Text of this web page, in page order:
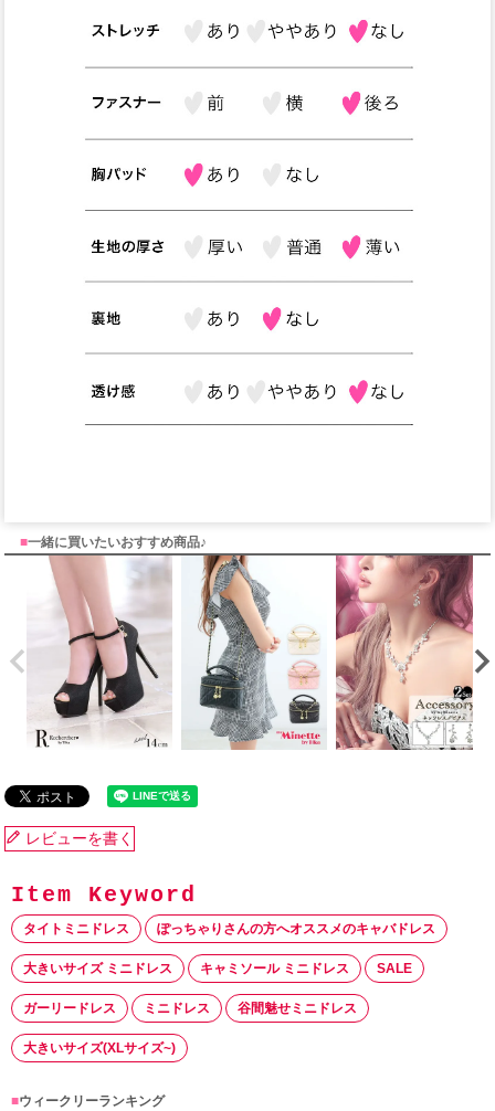
■一緒に買いたいおすすめ商品♪
レビューを書く
タイトミニドレス ぽっちゃりさんの方へオススメのキャバドレス
大きいサイズ ミニドレス キャミソール ミニドレス SALE
ガーリードレス ミニドレス 谷間魅せミニドレス
大きいサイズ(XLサイズ~)
■ウィークリーランキング